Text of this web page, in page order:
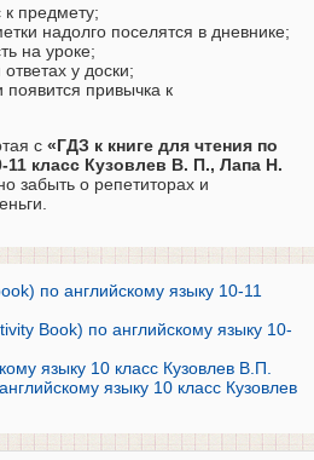
к предмету;
надолго поселятся в дневнике;
на уроке;
у доски;
привычка к
с «ГДЗ к книге для чтения по
класс Кузовлев В. П., Лапа Н.
забыть о репетиторах и
по английскому языку 10-11
Book) по английскому языку 10-
языку 10 класс Кузовлев В.П.
языку 10 класс Кузовлев